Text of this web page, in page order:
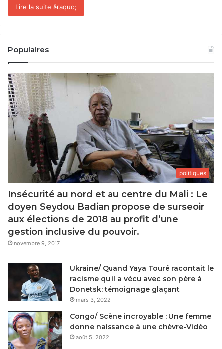
Lire la suite &raquo;
Populaires
politiques
Insécurité au nord et au centre du Mali : Le
doyen Seydou Badian propose de surseoir
aux élections de 2018 au profit d’une
gestion inclusive du pouvoir.
novembre 9, 2017
Ukraine/ Quand Yaya Touré racontait le
racisme qu’il a vécu avec son père à
Donetsk: témoignage glaçant
mars 3, 2022
Congo/ Scène incroyable : Une femme
donne naissance à une chèvre-Vidéo
août 5, 2022